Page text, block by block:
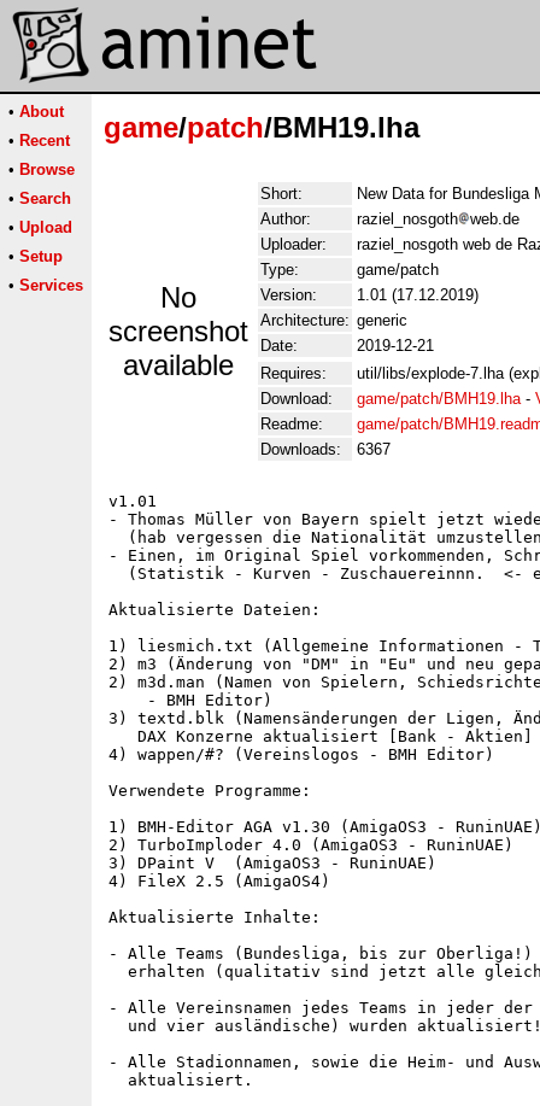
• About
• Recent
• Browse
• Search
• Upload
• Setup
• Services
game/patch/BMH19.lha
No
screenshot
available
Short:
New Data for Bundesliga
Author:
raziel_nosgoth
web.de
Uploader:
raziel_nosgoth web de
Type:
game/patch
Version:
1.01 (17.12.2019)
Architecture: generic
Date:
2019-12-21
Requires:
util/libs/explode-7.lha
Download:
game/patch/BMH19.lha-
Readme:
game/patch/
Downloads:
6367
v1.01
- Thomas Müller von Bayern spielt jetzt
(hab vergessen die Nationalität
- Einen, im Original Spiel vorkommenden,
(Statistik - Kurven - Zuschauereinnn.  <-
Aktualisierte Dateien:
1) liesmich.txt (Allgemeine Informationen -
2) m3 (Änderung von "DM" in "Eu" und neu
2) m3d.man (Namen von Spielern,
    - BMH Editor)
3) textd.blk (Namensänderungen der Ligen,
DAX Konzerne aktualisiert [Bank - Aktien]
4) wappen/#? (Vereinslogos - BMH Editor)
Verwendete Programme:
1) BMH-Editor AGA v1.30 (AmigaOS3 -
2) TurboImploder 4.0 (AmigaOS3 - RuninUAE)
3) DPaint V  (AmigaOS3 - RuninUAE)
4) FileX 2.5 (AmigaOS4)
Aktualisierte Inhalte:
- Alle Teams (Bundesliga, bis zur
erhalten (qualitativ sind jetzt alle
- Alle Vereinsnamen jedes Teams in jeder der
und vier ausländische) wurden
- Alle Stadionnamen, sowie die Heim- und
  aktualisiert.